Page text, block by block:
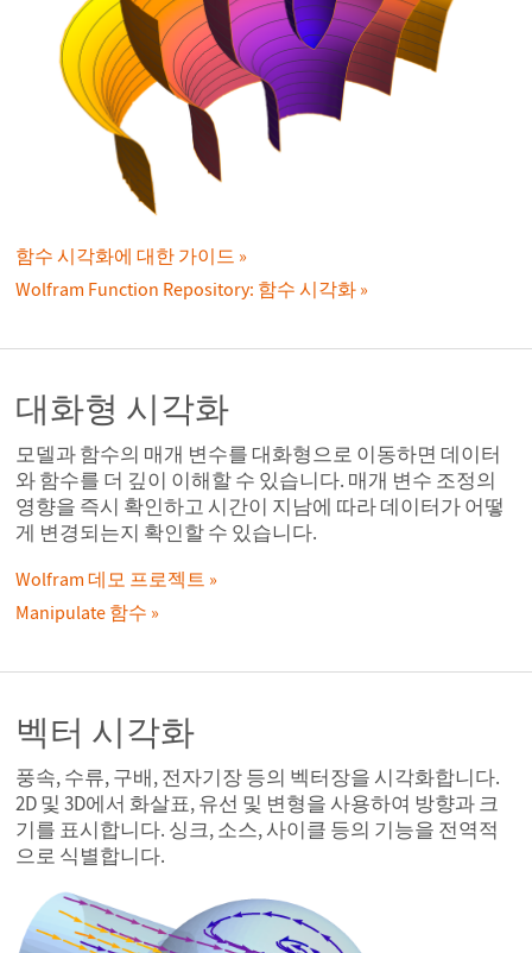
함수 시각화에 대한 가이드
Wolfram Function Repository: 함수 시각화
대화형 시각화
모델과 함수의 매개 변수를 대화형으로 이동하면 데이터
와 함수를 더 깊이 이해할 수 있습니다. 매개 변수 조정의
영향을 즉시 확인하고 시간이 지남에 따라 데이터가 어떻
게 변경되는지 확인할 수 있습니다.
Wolfram 데모 프로젝트
Manipulate 함수
벡터 시각화
풍속, 수류, 구배, 전자기장 등의 벡터장을 시각화합니다.
2D 및 3D에서 화살표, 유선 및 변형을 사용하여 방향과 크
기를 표시합니다. 싱크, 소스, 사이클 등의 기능을 전역적
으로 식별합니다.